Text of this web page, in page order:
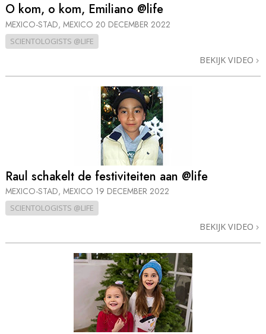
O kom, o kom, Emiliano @life
MEXICO-STAD, MEXICO 20 DECEMBER 2022
SCIENTOLOGISTS @LIFE
BEKIJK VIDEO
Raul schakelt de festiviteiten aan @life
MEXICO-STAD, MEXICO 19 DECEMBER 2022
SCIENTOLOGISTS @LIFE
BEKIJK VIDEO